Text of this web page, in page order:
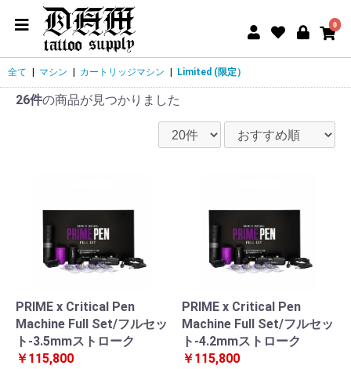
0
全て | マシン | カートリッジマシン | Limited (限定）
26件の商品が見つかりました
PRIME x Critical Pen
Machine Full Set/フルセッ
ト-3.5mmストローク
￥115,800
PRIME x Critical Pen
Machine Full Set/フルセッ
ト-4.2mmストローク
￥115,800